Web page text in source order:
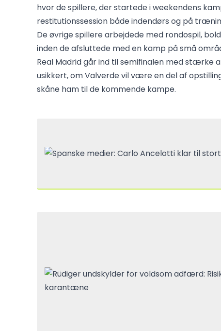
hvor de spillere, der startede i weekendens
restitutionssession både indendørs og på
De øvrige spillere arbejdede med rondospil,
inden de afsluttede med en kamp på små
Real Madrid går ind til semifinalen med stærke
usikkert, om Valverde vil være en del af
skåne ham til de kommende kampe.